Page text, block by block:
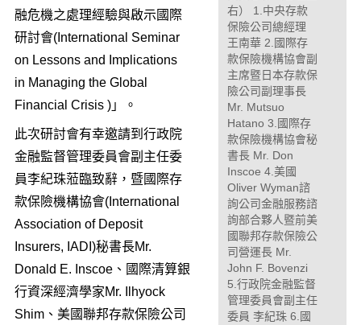
右） 1.中央存款
保險公司總經理
王南華 2.國際存
款保險機構協會副
主席暨日本存款保
險公司副理事長
Mr. Mutsuo
Hatano 3.國際存
款保險機構協會秘
書長 Mr. Don
Inscoe 4.美國
Oliver Wyman諮
詢公司金融服務諮
詢部合夥人暨前美
國聯邦存款保險公
司營運長 Mr.
John F. Bovenzi
5.行政院金融監督
管理委員會副主任
委員 李紀珠 6.國
融危機之處理經驗與啟示國際
研討會(International Seminar
on Lessons and Implications
in Managing the Global
Financial Crisis )」。
此次研討會有幸邀請到行政院
金融監督管理委員會副主任委
員李紀珠蒞臨致辭，暨國際存
款保險機構協會(International
Association of Deposit
Insurers, IADI)秘書長Mr.
Donald E. Inscoe、國際清算銀
行資深經濟學家Mr. Ilhyock
Shim、美國聯邦存款保險公司